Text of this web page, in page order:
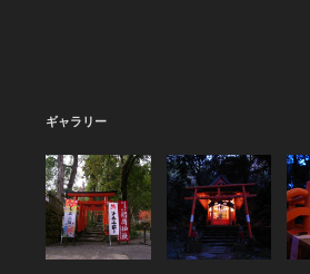
ギャラリー